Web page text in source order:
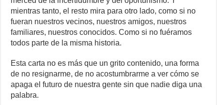
mientras tanto, el resto mira para otro lado, como si no
fueran nuestros vecinos, nuestros amigos, nuestros
familiares, nuestros conocidos. Como si no fuéramos
todos parte de la misma historia.
Esta carta no es más que un grito contenido, una forma
de no resignarme, de no acostumbrarme a ver cómo se
apaga el futuro de nuestra gente sin que nadie diga una
palabra.